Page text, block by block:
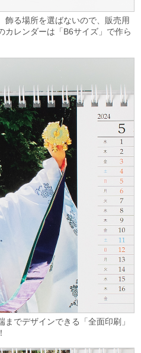
飾る場所を選ばないので、販売用
カレンダーは「B6サイズ」で作ら
でデザインできる「全面印刷」